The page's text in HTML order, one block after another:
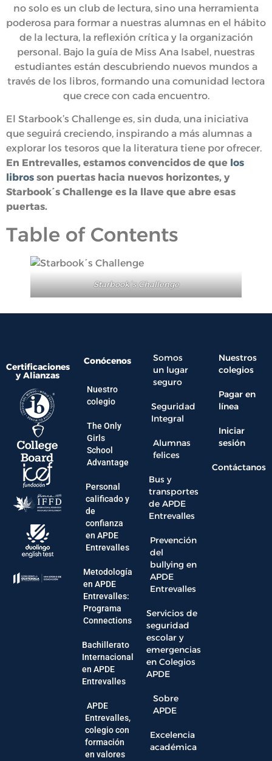
no solo es un club de lectura, sino una herramienta
poderosa para formar a nuestras alumnas en el hábito
de la lectura, la reflexión crítica y la organización
personal. Bajo la guía de Miss Ana Isabel, nuestras
estudiantes están descubriendo nuevos mundos a
través de los libros, formando una comunidad lectora
que crece con cada encuentro.
El Starbook’s Challenge es, sin duda, una iniciativa
que seguirá creciendo, inspirando a más alumnas a
explorar los tesoros que la literatura tiene por ofrecer.
En Entrevalles, estamos convencidos de que los
libros son puertas hacia nuevos horizontes, y
Starbook´s Challenge es la llave que abre esas
puertas.
Table of Contents
Starbook´s Challenge
Certificaciones
y Alianzas
Conócenos
Nuestro
colegio
The Only
Girls
School
Advantage
Personal
calificado y
de
confianza
en APDE
Entrevalles
Metodología
en APDE
Entrevalles:
Programa
Connections
Bachillerato
Internacional
en APDE
Entrevalles
APDE
Entrevalles,
colegio con
formación
en valores
Somos
un lugar
seguro
Seguridad
Integral
Alumnas
felices
Bus y
transportes
de APDE
Entrevalles
Prevención
del
bullying en
APDE
Entrevalles
Servicios de
seguridad
escolar y
emergencias
en Colegios
APDE
Sobre
APDE
Excelencia
académica
Nuestros
colegios
Pagar en
línea
Iniciar
sesión
Contáctanos